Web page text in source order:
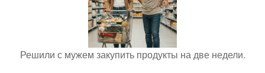
Решили с мужем закупить продукты на две недели.